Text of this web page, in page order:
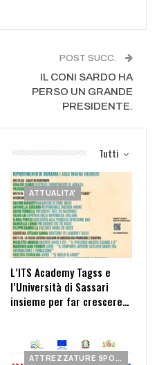
POST SUCC.
IL CONI SARDO HA
PERSO UN GRANDE
PRESIDENTE.
Tutti
ATTUALITA'
L’ITS Academy Tagss e
l’Università di Sassari
insieme per far crescere…